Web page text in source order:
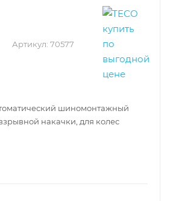
Артикул: 70577
шиномонтажный
накачки, для колес